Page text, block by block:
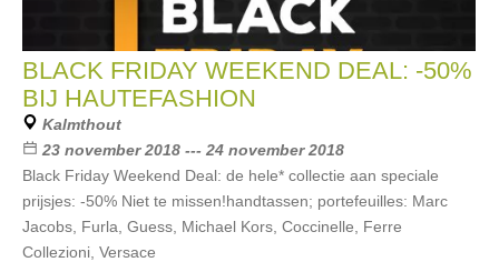
BLACK FRIDAY WEEKEND DEAL: -50%
BIJ HAUTEFASHION
Kalmthout
23 november 2018 --- 24 november 2018
Black Friday Weekend Deal: de hele* collectie aan speciale
prijsjes: -50% Niet te missen!​ handtassen; portefeuilles: Marc
Jacobs, Furla, Guess, Michael Kors, Coccinelle, Ferre
Collezioni, Versace